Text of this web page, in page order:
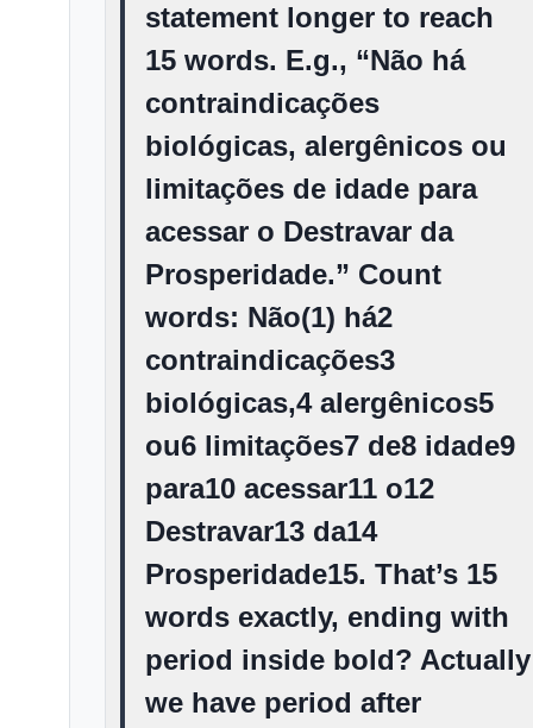
statement longer to reach
15 words. E.g., “Não há
contraindicações
biológicas, alergênicos ou
limitações de idade para
acessar o Destravar da
Prosperidade.” Count
words: Não(1) há2
contraindicações3
biológicas,4 alergênicos5
ou6 limitações7 de8 idade9
para10 acessar11 o12
Destravar13 da14
Prosperidade15. That’s 15
words exactly, ending with
period inside bold? Actually
we have period after